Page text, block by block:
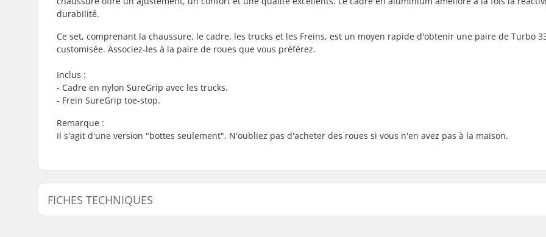
durabilité.
Ce set, comprenant la chaussure, le cadre, les trucks et les Freins, est un moyen rapide d'obtenir une paire de Turbo
customisée. Associez-les à la paire de roues que vous préférez.
Inclus :
- Cadre en nylon SureGrip avec les trucks.
- Frein SureGrip toe-stop.
Remarque :
Il s'agit d'une version "bottes seulement". N'oubliez pas d'acheter des roues si vous n'en avez pas à la maison.
FICHES TECHNIQUES